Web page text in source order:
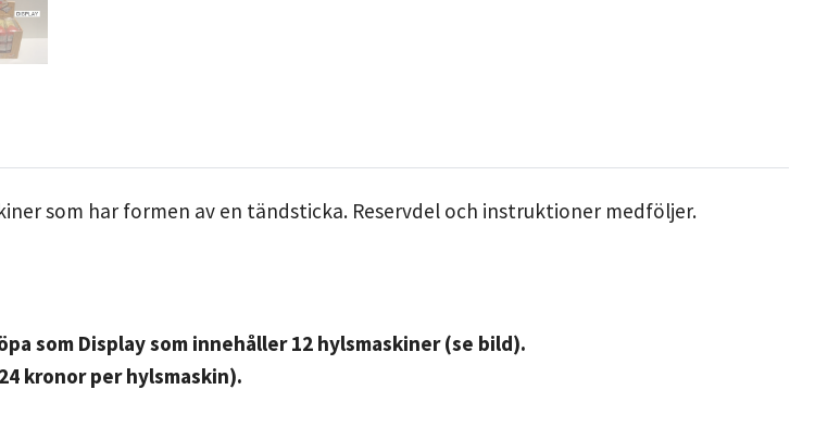
som har formen av en tändsticka. Reservdel och instruktioner medföljer.
som Display som innehåller 12 hylsmaskiner (se bild).
kronor per hylsmaskin).